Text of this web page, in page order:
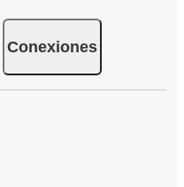
Conexiones